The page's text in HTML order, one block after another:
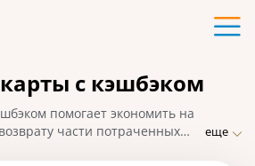
с кэшбэком
‌помогает‌ ‌экономить‌ ‌на‌
части‌ ‌потраченных‌
еще